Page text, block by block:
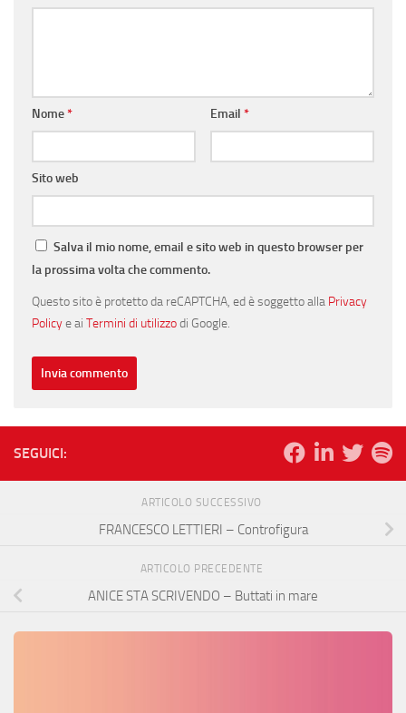
Nome* Email *
Sito web
Salva il mio nome, email e sito web in questo browser per
la prossima volta che commento.
Questo sito è protetto da reCAPTCHA, ed è soggetto alla Privacy
Policye ai Termini di utilizzodi Google.
SEGUICI:
ARTICOLO SUCCESSIVO
FRANCESCO LETTIERI – Controfigura
ARTICOLO PRECEDENTE
ANICE STA SCRIVENDO – Buttati in mare